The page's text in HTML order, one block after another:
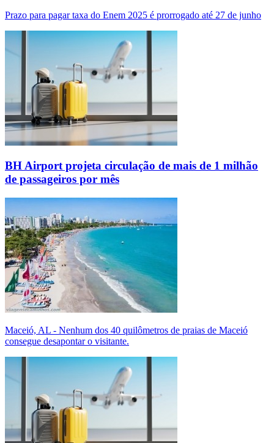
Prazo para pagar taxa do Enem 2025 é prorrogado até 27 de junho
BH Airport projeta circulação de mais de 1 milhão
de passageiros por mês
Maceió, AL - Nenhum dos 40 quilômetros de praias de Maceió
consegue desapontar o visitante.